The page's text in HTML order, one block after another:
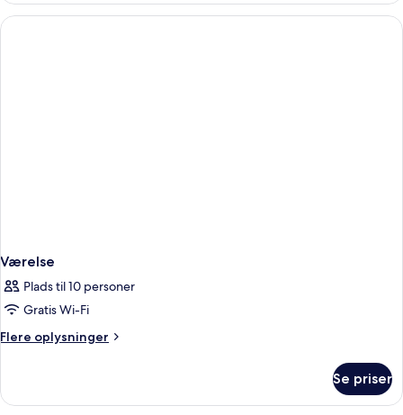
Værelse
Plads til 10 personer
Gratis Wi-Fi
Flere oplysninger
Flere
Se priser